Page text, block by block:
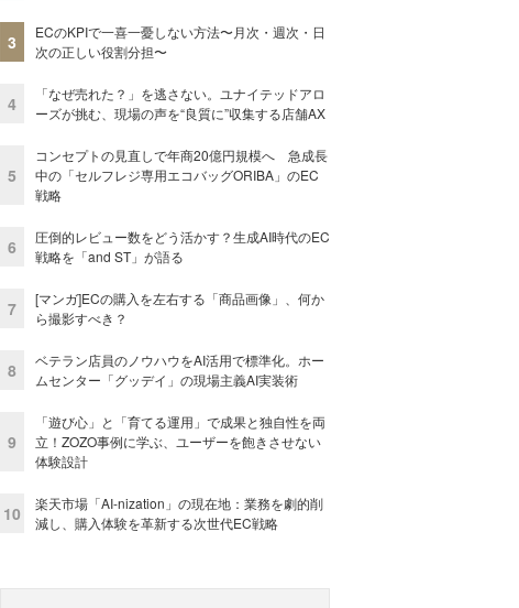
3
ECのKPIで一喜一憂しない方法〜月次・週次・日
次の正しい役割分担〜
4
「なぜ売れた？」を逃さない。ユナイテッドアロ
ーズが挑む、現場の声を“良質に”収集する店舗AX
5
コンセプトの見直しで年商20億円規模へ 急成長
中の「セルフレジ専用エコバッグORIBA」のEC
戦略
6
圧倒的レビュー数をどう活かす？生成AI時代のEC
戦略を「and ST」が語る
7
[マンガ]ECの購入を左右する「商品画像」、何か
ら撮影すべき？
8
ベテラン店員のノウハウをAI活用で標準化。ホー
ムセンター「グッデイ」の現場主義AI実装術
9
「遊び心」と「育てる運用」で成果と独自性を両
立！ZOZO事例に学ぶ、ユーザーを飽きさせない
体験設計
10
楽天市場「AI-nization」の現在地：業務を劇的削
減し、購入体験を革新する次世代EC戦略